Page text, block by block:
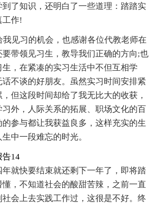
到了知识，还明白了一些道理：踏踏实
工作!
我见习的机会，也感谢各位代教老师在
带领见习生，教导我们正确的方向;也
，在紧凑的实习生活中不但互相学
不谈的好朋友。虽然实习时间安排紧
但这段时间却给了我无比大的收获，
外，人际关系的拓展、职场文化的百
参与都让我获益良多，这样充实的生
中一段难忘的时光。
告14
就快要结束就还剩下一年了，即将踏
，不知道社会的酸甜苦辣，之前一直
会上去实践工作过，这很是不好。终